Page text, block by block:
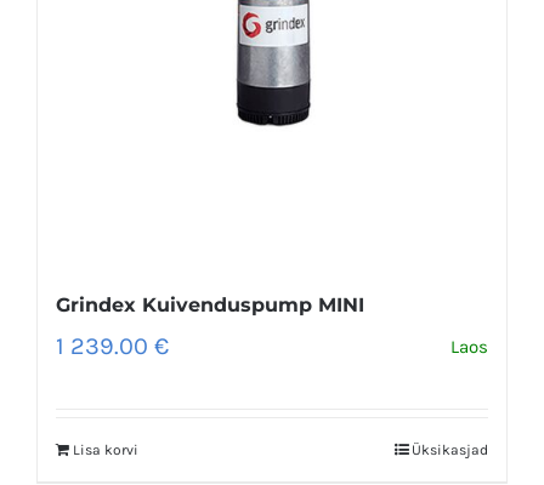
Grindex Kuivenduspump MINI
1 239.00 € Laos
Lisa korvi Üksikasjad